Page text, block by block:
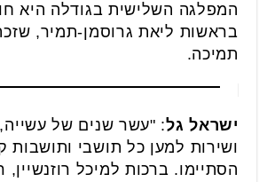
המפלגה השלישית בגודלה היא
תמיכה.
ישראל גל: "עשר שנים של עשייה,
ושירות למען כל תושבי ותושבות
הסתיימו. ברכות למיכל